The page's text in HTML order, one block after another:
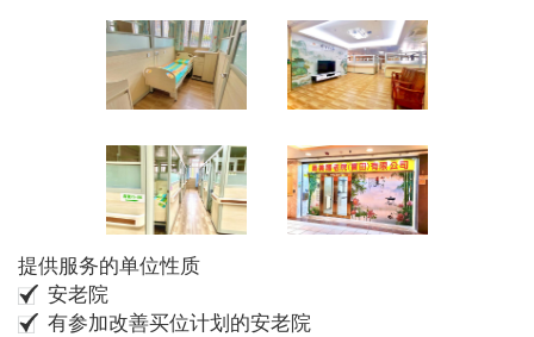
提供服务的单位性质
安老院
有参加改善买位计划的安老院